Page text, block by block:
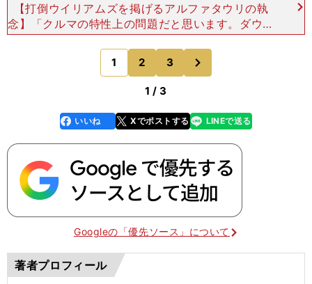
【打倒ウイリアムズを掲げるアルファタウリの執
念】「クルマの特性上の問題だと思います。ダウン
フォースの効率がよくないのは今シーズンずっとわ
かっていたことですし、ストレートが長いと苦しい
こともわかってい
1 2 3
1 / 3
faceboo
k
いいね Xでポストする
line LINEで送る
Googleの「優先ソース」について
著者プロフィール